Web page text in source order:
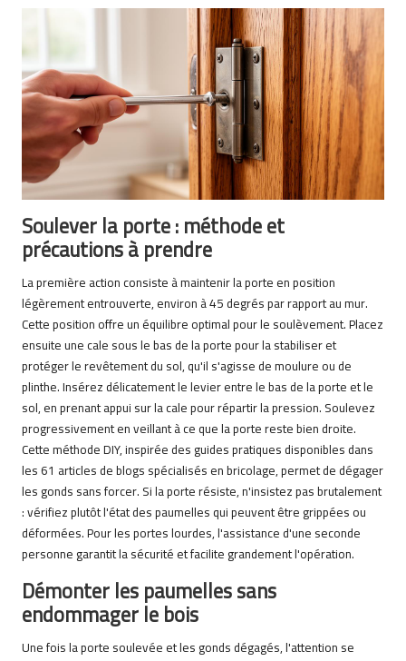
Soulever la porte : méthode et
précautions à prendre
La première action consiste à maintenir la porte en position
légèrement entrouverte, environ à 45 degrés par rapport au mur.
Cette position offre un équilibre optimal pour le soulèvement. Placez
ensuite une cale sous le bas de la porte pour la stabiliser et
protéger le revêtement du sol, qu'il s'agisse de moulure ou de
plinthe. Insérez délicatement le levier entre le bas de la porte et le
sol, en prenant appui sur la cale pour répartir la pression. Soulevez
progressivement en veillant à ce que la porte reste bien droite.
Cette méthode DIY, inspirée des guides pratiques disponibles dans
les 61 articles de blogs spécialisés en bricolage, permet de dégager
les gonds sans forcer. Si la porte résiste, n'insistez pas brutalement
: vérifiez plutôt l'état des paumelles qui peuvent être grippées ou
déformées. Pour les portes lourdes, l'assistance d'une seconde
personne garantit la sécurité et facilite grandement l'opération.
Démonter les paumelles sans
endommager le bois
Une fois la porte soulevée et les gonds dégagés, l'attention se